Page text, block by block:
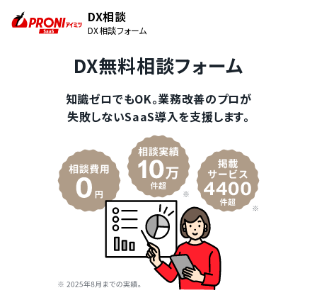
DX相談
DX相談フォーム
DX無料相談フォーム
知識ゼロでもOK。業務改善のプロが
失敗しないSaaS導入を支援します。